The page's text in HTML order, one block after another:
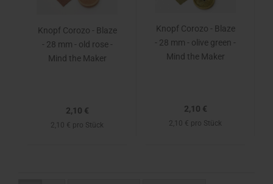
Knopf Corozo - Blaze
- 28 mm - old rose -
Mind the Maker
2,10 €
2,10 € pro Stück
Knopf Corozo - Blaze
- 28 mm - olive green -
Mind the Maker
2,10 €
2,10 € pro Stück